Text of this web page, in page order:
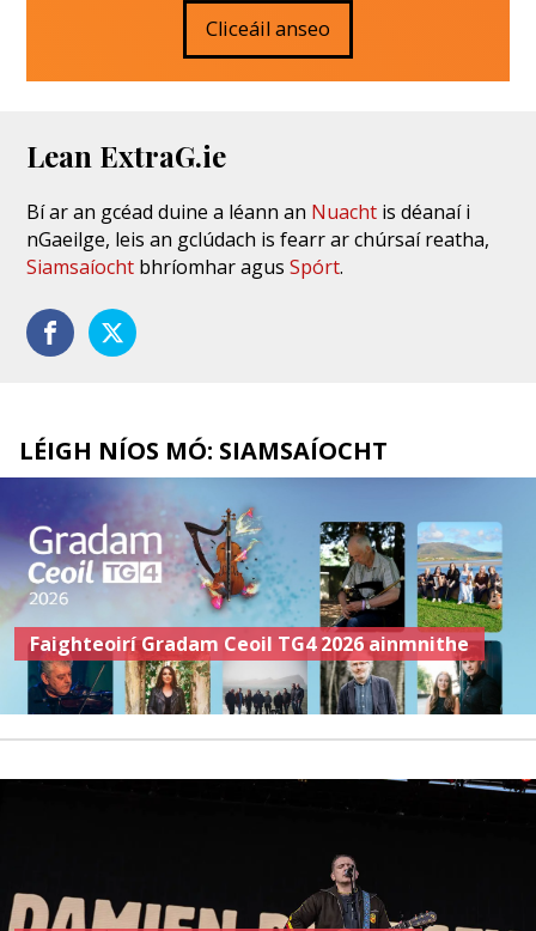
Cliceáil anseo
Lean ExtraG.ie
Bí ar an gcéad duine a léann an Nuacht is déanaí i
nGaeilge, leis an gclúdach is fearr ar chúrsaí reatha,
Siamsaíocht bhríomhar agusSpórt.
LÉIGH NÍOS MÓ: SIAMSAÍOCHT
Faighteoirí Gradam Ceoil TG4 2026 ainmnithe